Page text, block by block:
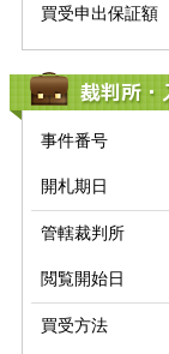
買受申出保証額
裁判所・
事件番号
開札期日
管轄裁判所
閲覧開始日
買受方法